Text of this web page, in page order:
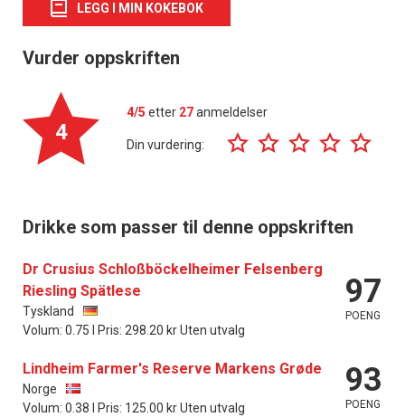
LEGG I MIN KOKEBOK
Vurder oppskriften
4
4/5 etter 27anmeldelser
Din vurdering:
Drikke som passer til denne oppskriften
Dr Crusius Schloßböckelheimer Felsenberg
Riesling Spätlese
Tyskland
Volum: 0.75 l Pris: 298.20 kr Uten utvalg
97
POENG
Lindheim Farmer's Reserve Markens Grøde
Norge
Volum: 0.38 l Pris: 125.00 kr Uten utvalg
93
POENG